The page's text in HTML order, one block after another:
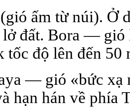
ấm từ núi). Ở
lở đất. Bora — gió
tốc độ lên đến 50
— gió «bức xạ
hạn hán về phía